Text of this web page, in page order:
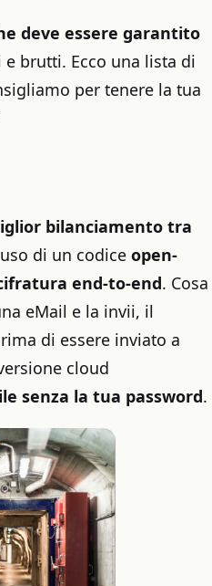
deve essere garantito
brutti. Ecco una lista di
per tenere la tua
bilanciamento tra
di un codice open-
end-to-end. Cosa
eMail e la invii, il
di essere inviato a
cloud
senza la tua password.